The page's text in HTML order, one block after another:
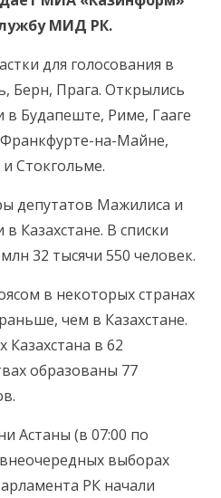
МИД РК.
для голосования в
Берн, Прага. Открылись
в Будапеште, Риме, Гааге
Франкфурте-на-Майне,
Стокгольме.
депутатов Мажилиса и
Казахстане. В списки
32 тысячи 550 человек.
в некоторых странах
чем в Казахстане.
Казахстана в 62
образованы 77
Астаны (в 07:00 по
выборах
РК начали